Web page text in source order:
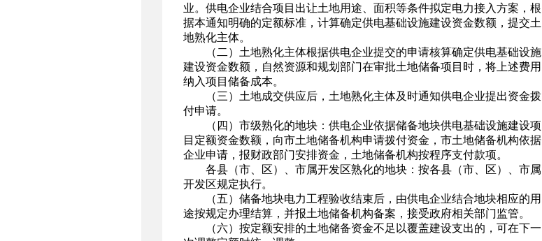
业。供电企业结合项目出让土地用途、面积等条件拟定电力接入方案，根
据本通知明确的定额标准，计算确定供电基础设施建设资金数额，提交土
地熟化主体。
（二）土地熟化主体根据供电企业提交的申请核算确定供电基础设施
建设资金数额，自然资源和规划部门在审批土地储备项目时，将上述费用
纳入项目储备成本。
（三）土地成交供应后，土地熟化主体及时通知供电企业提出资金拨
付申请。
（四）市级熟化的地块：供电企业依据储备地块供电基础设施建设项
目定额资金数额，向市土地储备机构申请拨付资金，市土地储备机构依据
企业申请，报财政部门安排资金，土地储备机构按程序支付款项。
各县（市、区）、市属开发区熟化的地块：按各县（市、区）、市属
开发区规定执行。
（五）储备地块电力工程验收结束后，由供电企业结合地块相应的用
途按规定办理结算，并报土地储备机构备案，接受政府相关部门监管。
（六）按定额安排的土地储备资金不足以覆盖建设支出的，可在下一